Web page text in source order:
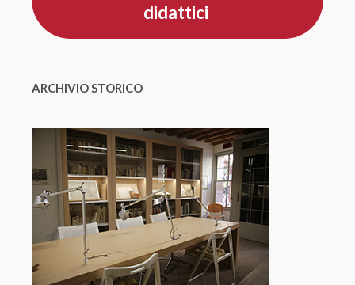
didattici
ARCHIVIO STORICO